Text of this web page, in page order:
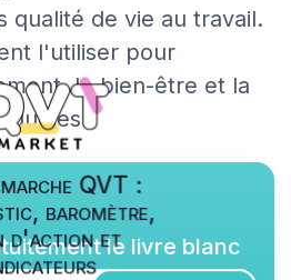
qualité de vie au travail.
l'utiliser pour
le bien-être et la
QVT :
baromètre,
d'action etle livre blanc